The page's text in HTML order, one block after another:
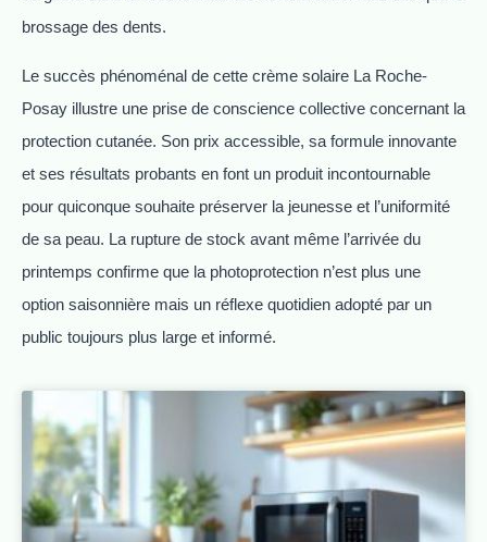
brossage des dents.
Le succès phénoménal de cette crème solaire La Roche-
Posay illustre une prise de conscience collective concernant la
protection cutanée. Son prix accessible, sa formule innovante
et ses résultats probants en font un produit incontournable
pour quiconque souhaite préserver la jeunesse et l’uniformité
de sa peau. La rupture de stock avant même l’arrivée du
printemps confirme que la photoprotection n’est plus une
option saisonnière mais un réflexe quotidien adopté par un
public toujours plus large et informé.